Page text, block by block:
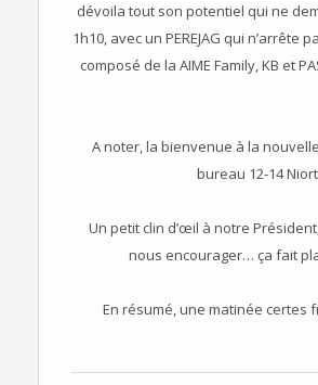
dévoila tout son potentiel qui ne
1h10, avec un PEREJAG qui
composé de la AIME Family, KB et
A noter, la bienvenue à la
bureau 12-14
Un petit clin d’œil à notre
nous encourager… ça fait
En résumé, une matinée certes